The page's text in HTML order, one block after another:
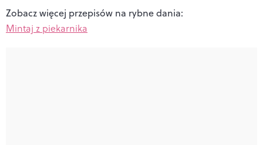
Zobacz więcej przepisów na rybne dania:
Mintaj z piekarnika